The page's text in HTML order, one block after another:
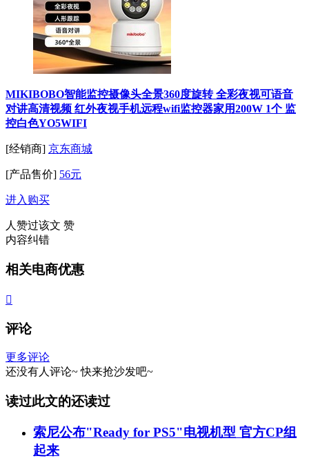
MIKIBOBO智能监控摄像头全景360度旋转 全彩夜视可语音
对讲高清视频 红外夜视手机远程wifi监控器家用200W 1个 监
控白色YO5WIFI
[经销商] 京东商城
[产品售价] 56元
进入购买
人赞过该文 赞
内容纠错
相关电商优惠

评论
更多评论
还没有人评论~ 快来抢沙发吧~
读过此文的还读过
索尼公布"Ready for PS5"电视机型 官方CP组
起来